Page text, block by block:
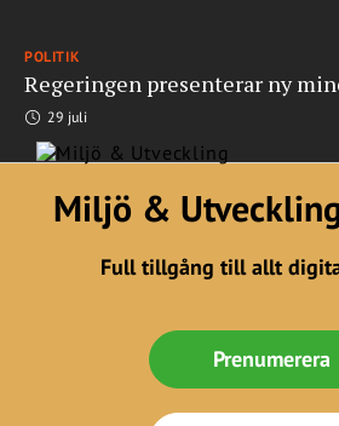
POLITIK
Regeringen presenterar ny
29 juli
Miljö &
Full tillgång till allt
Prenumerera